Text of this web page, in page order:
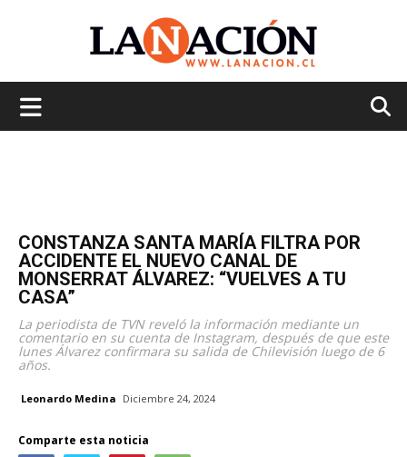
CONSTANZA SANTA MARÍA FILTRA POR
ACCIDENTE EL NUEVO CANAL DE
MONSERRAT ÁLVAREZ: “VUELVES A TU
CASA”
La periodista de TVN reveló la información mediante un
comentario en su cuenta de Instagram, después de que este
lunes Álvarez confirmara su salida de Chilevisión luego de 6
años.
Leonardo Medina Diciembre 24, 2024
Comparte esta noticia